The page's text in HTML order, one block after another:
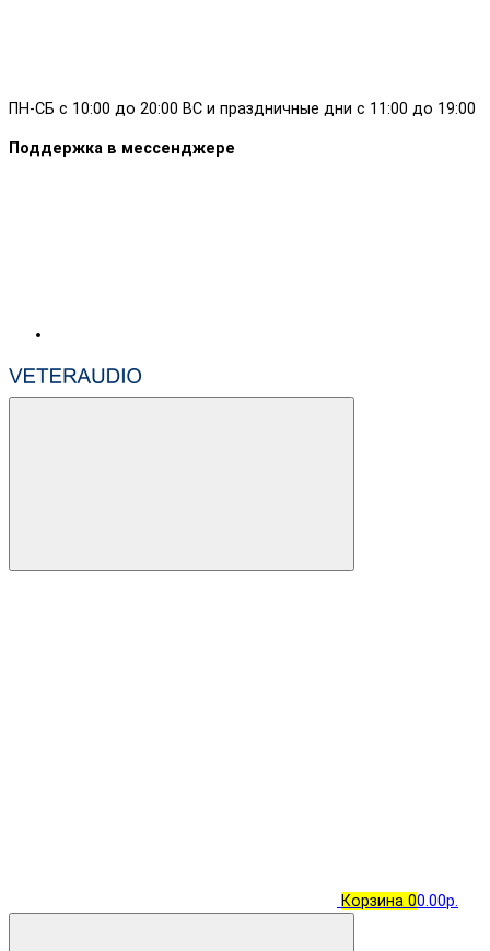
ПН-СБ с 10:00 до 20:00 ВС и праздничные дни с 11:00 до 19:00
Поддержка в мессенджере
Корзина 00.00р.